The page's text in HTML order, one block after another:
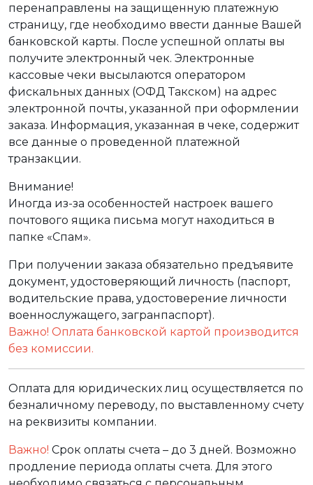
перенаправлены на защищенную платежную
страницу, где необходимо ввести данные Вашей
банковской карты. После успешной оплаты вы
получите электронный чек. Электронные
кассовые чеки высылаются оператором
фискальных данных (ОФД Такском) на адрес
электронной почты, указанной при оформлении
заказа. Информация, указанная в чеке, содержит
все данные о проведенной платежной
транзакции.
Внимание!
Иногда из-за особенностей настроек вашего
почтового ящика письма могут находиться в
папке «Спам».
При получении заказа обязательно предъявите
документ, удостоверяющий личность (паспорт,
водительские права, удостоверение личности
военнослужащего, загранпаспорт).
Важно! Оплата банковской картой производится
без комиссии.
Оплата для юридических лиц осуществляется по
безналичному переводу, по выставленному счету
на реквизиты компании.
Важно! Срок оплаты счета – до 3 дней. Возможно
продление периода оплаты счета. Для этого